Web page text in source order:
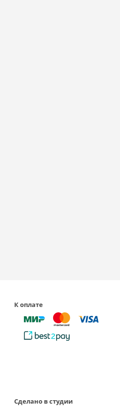
К оплате
Сделано в студии